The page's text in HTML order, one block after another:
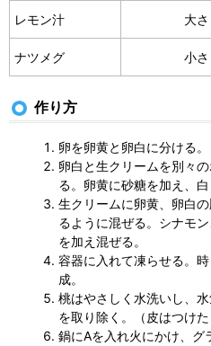
レモン汁 大さ
ナツメグ 小さ
作り方
卵を卵黄と卵白に分ける。
卵白と生クリームを別々
る。卵黄に砂糖を加え、
生クリームに卵黄、卵白
るように混ぜる。シナモ
を加え混ぜる。
容器に入れて凍らせる。
成。
桃はやさしく水洗いし、
を取り除く。（皮はつけた
鍋にAを入れ火にかけ、グ